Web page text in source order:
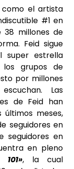
como el artista
#1 en
38 millones de
Feid sigue
super estrella
grupos de
por millones
Las
de Feid han
meses,
seguidores en
seguidores en
en pleno
101», la cual